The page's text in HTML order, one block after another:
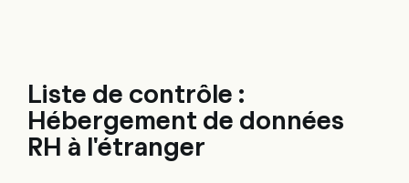
Liste de contrôle :
Hébergement de données
RH à l'étranger